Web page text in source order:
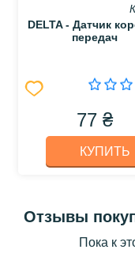
DELTA - Датчик
передач
77 ₴
КУПИТЬ
Отзывы
Пока к